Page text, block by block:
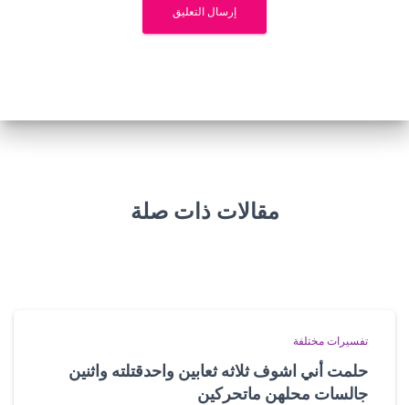
مقالات ذات صلة
تفسيرات مختلفة
حلمت أني اشوف ثلاثه ثعابين واحدقتلته واثنين
جالسات محلهن ماتحركين